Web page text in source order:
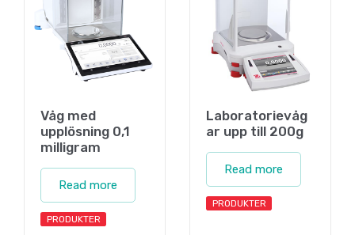
Våg med
upplösning 0,1
milligram
Read more
PRODUKTER
Laboratorievåg
ar upp till 200g
Read more
PRODUKTER